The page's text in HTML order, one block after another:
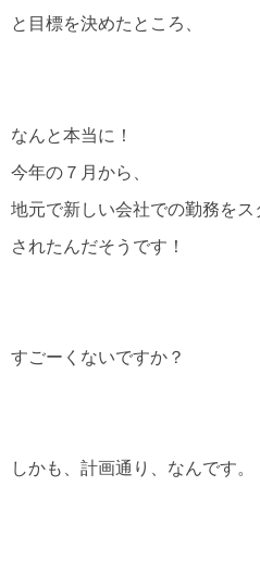
と目標を決めたところ、
なんと本当に！
今年の７月から、
地元で新しい会社での勤務をス
されたんだそうです！
すごーくないですか？
しかも、計画通り、なんです。